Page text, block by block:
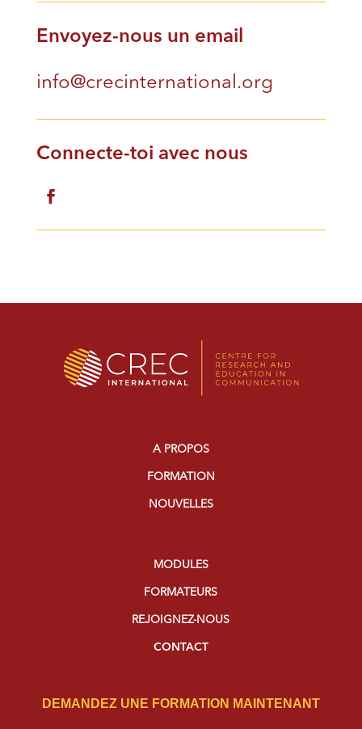
Envoyez-nous un email
info@crecinternational.org
Connecte-toi avec nous
A PROPOS
FORMATION
NOUVELLES
MODULES
FORMATEURS
REJOIGNEZ-NOUS
CONTACT
DEMANDEZ UNE FORMATION MAINTENANT